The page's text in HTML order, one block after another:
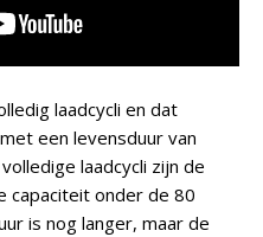
laadcycli en dat
een levensduur van
laadcycli zijn de
capaciteit onder de 80
is nog langer, maar de